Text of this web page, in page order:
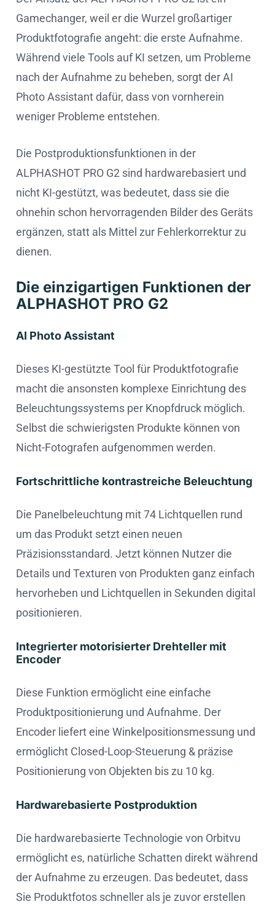
Gamechanger, weil er die Wurzel großartiger
Produktfotografie angeht: die erste Aufnahme.
Während viele Tools auf KI setzen, um Probleme
nach der Aufnahme zu beheben, sorgt der AI
Photo Assistant dafür, dass von vornherein
weniger Probleme entstehen.
Die Postproduktionsfunktionen in der
ALPHASHOT PRO G2 sind hardwarebasiert und
nicht KI-gestützt, was bedeutet, dass sie die
ohnehin schon hervorragenden Bilder des Geräts
ergänzen, statt als Mittel zur Fehlerkorrektur zu
dienen.
Die einzigartigen Funktionen der
ALPHASHOT PRO G2
AI Photo Assistant
Dieses KI-gestützte Tool für Produktfotografie
macht die ansonsten komplexe Einrichtung des
Beleuchtungssystems per Knopfdruck möglich.
Selbst die schwierigsten Produkte können von
Nicht-Fotografen aufgenommen werden.
Fortschrittliche kontrastreiche Beleuchtung
Die Panelbeleuchtung mit 74 Lichtquellen rund
um das Produkt setzt einen neuen
Präzisionsstandard. Jetzt können Nutzer die
Details und Texturen von Produkten ganz einfach
hervorheben und Lichtquellen in Sekunden digital
positionieren.
Integrierter motorisierter Drehteller mit
Encoder
Diese Funktion ermöglicht eine einfache
Produktpositionierung und Aufnahme. Der
Encoder liefert eine Winkelpositionsmessung und
ermöglicht Closed-Loop-Steuerung & präzise
Positionierung von Objekten bis zu 10 kg.
Hardwarebasierte Postproduktion
Die hardwarebasierte Technologie von Orbitvu
ermöglicht es, natürliche Schatten direkt während
der Aufnahme zu erzeugen. Das bedeutet, dass
Sie Produktfotos schneller als je zuvor erstellen